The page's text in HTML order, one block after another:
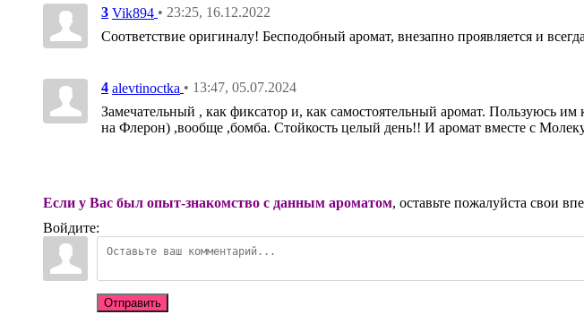
3 Vik894 • 23:25, 16.12.2022
Соответствие оригиналу! Бесподобный аромат, внезапно проявляется и
4 alevtinoctka • 13:47, 05.07.2024
Замечательный , как фиксатор и, как самостоятельный аромат. Пользуюсь
на Флерон) ,вообще ,бомба. Стойкость целый день!! И аромат вместе с
Если у Вас был опыт-знакомство с данным ароматом, оставьте пожалуйста свои
Войдите:
Отправить